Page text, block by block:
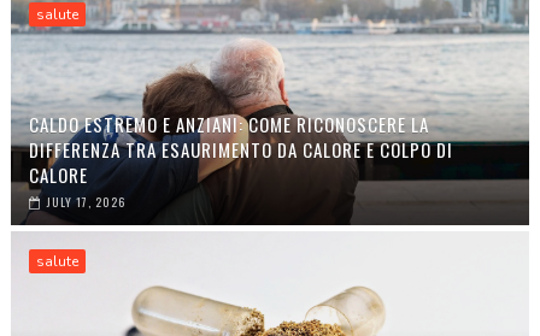
salute
CALDO ESTREMO E ANZIANI: COME RICONOSCERE LA
DIFFERENZA TRA ESAURIMENTO DA CALORE E COLPO DI
CALORE
JULY 17, 2026
salute